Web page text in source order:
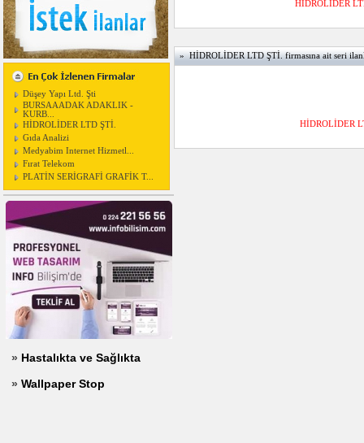
Düşey Yapı Ltd. Şti
BURSAAADAK ADAKLIK -
KURB...
HİDROLİDER LTD ŞTİ.
Gıda Analizi
Medyabim Internet Hizmetl...
Fırat Telekom
PLATİN SERİGRAFİ GRAFİK T...
» Hastalıkta ve Sağlıkta
» Wallpaper Stop
HİDROLİDER
» HİDROLİDER LTD ŞTİ. firmasına ait seri
HİDROLİDER